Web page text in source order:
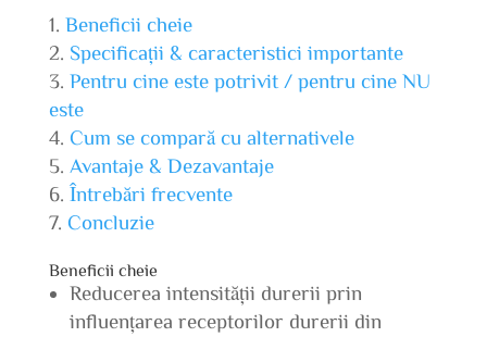
Beneficii cheie
Specificații & caracteristici importante
Pentru cine este potrivit / pentru cine NU
este
Cum se compară cu alternativele
Avantaje & Dezavantaje
Întrebări frecvente
Concluzie
Beneficii cheie
Reducerea intensității durerii prin
influențarea receptorilor durerii din